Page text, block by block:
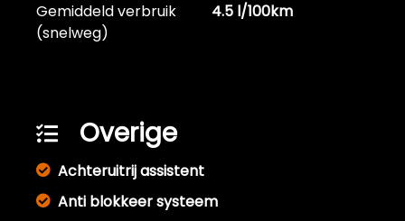
Gemiddeld verbruik
(snelweg)
4.5 l/100km
Overige
Achteruitrij assistent
Anti blokkeer systeem